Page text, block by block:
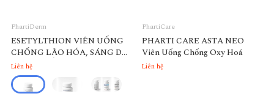
PhartiDerm
ESETYLTHION VIÊN UỐNG
CHỐNG LÃO HÓA, SÁNG DA
Liên hệ
PhartiCare
PHARTI CARE ASTA NEO
Viên Uống Chống Oxy Hoá
Liên hệ